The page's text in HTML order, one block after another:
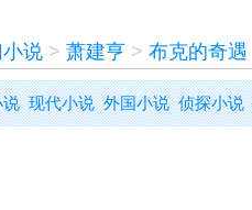
说> 萧建亨> 布克的奇遇
现代小说 外国小说 侦探小说